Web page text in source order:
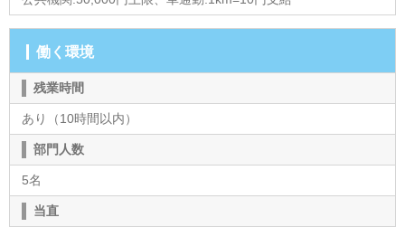
働く環境
残業時間
あり（10時間以内）
部門人数
5名
当直